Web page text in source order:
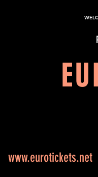
www.eurotickets.net